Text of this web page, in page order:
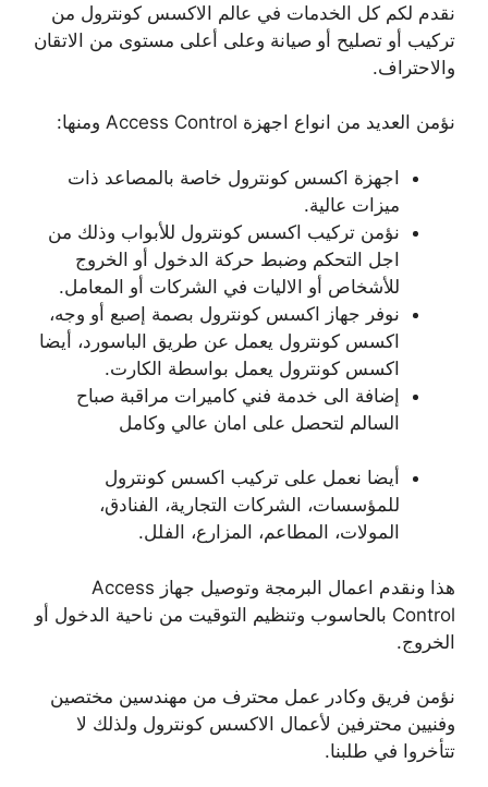
نقدم لكم كل الخدمات في عالم الاكسس كونترول من
تركيب أو تصليح أو صيانة وعلى أعلى مستوى من الاتقان
والاحتراف.
نؤمن العديد من انواع اجهزة Access Control ومنها:
اجهزة اكسس كونترول خاصة بالمصاعد ذات
ميزات عالية.
نؤمن تركيب اكسس كونترول للأبواب وذلك من
اجل التحكم وضبط حركة الدخول أو الخروج
للأشخاص أو الاليات في الشركات أو المعامل.
نوفر جهاز اكسس كونترول بصمة إصبع أو وجه،
اكسس كونترول يعمل عن طريق الباسورد، أيضا
اكسس كونترول يعمل بواسطة الكارت.
إضافة الى خدمة فني كاميرات مراقبة صباح
السالم لتحصل على امان عالي وكامل
أيضا نعمل على تركيب اكسس كونترول
للمؤسسات، الشركات التجارية، الفنادق،
المولات، المطاعم، المزارع، الفلل.
هذا ونقدم اعمال البرمجة وتوصيل جهاز Access
Control بالحاسوب وتنظيم التوقيت من ناحية الدخول أو
الخروج.
نؤمن فريق وكادر عمل محترف من مهندسين مختصين
وفنيين محترفين لأعمال الاكسس كونترول ولذلك لا
تتأخروا في طلبنا.